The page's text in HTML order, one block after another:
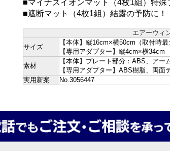
■マイナスイオンマット（4枚1組）特殊
■遮断マット（4枚1組）結露の予防に！
エアーウィ
サイズ
【本体】縦16cm×横50cm（取付時最
【専用アダプター】縦4cm×横34cm
素材
【本体】プレート部分：ABS、アー
【専用アダプター】ABS樹脂、両面
実用新案
No.3056447